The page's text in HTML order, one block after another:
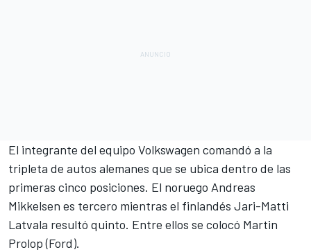
El integrante del equipo Volkswagen comandó a la
tripleta de autos alemanes que se ubica dentro de las
primeras cinco posiciones. El noruego Andreas
Mikkelsen es tercero mientras el finlandés Jari-Matti
Latvala resultó quinto. Entre ellos se colocó Martin
Prolop (Ford).